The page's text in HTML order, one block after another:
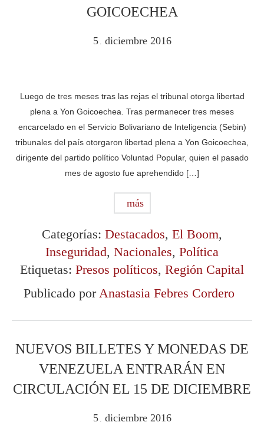
GOICOECHEA
5 . diciembre 2016
Luego de tres meses tras las rejas el tribunal otorga libertad
plena a Yon Goicoechea. Tras permanecer tres meses
encarcelado en el Servicio Bolivariano de Inteligencia (Sebin)
tribunales del país otorgaron libertad plena a Yon Goicoechea,
dirigente del partido político Voluntad Popular, quien el pasado
mes de agosto fue aprehendido […]
más
Categorías: Destacados, El Boom,
Inseguridad, Nacionales, Política
Etiquetas: Presos políticos, Región Capital
Publicado porAnastasia Febres Cordero
NUEVOS BILLETES Y MONEDAS DE
VENEZUELA ENTRARÁN EN
CIRCULACIÓN EL 15 DE DICIEMBRE
5 . diciembre 2016